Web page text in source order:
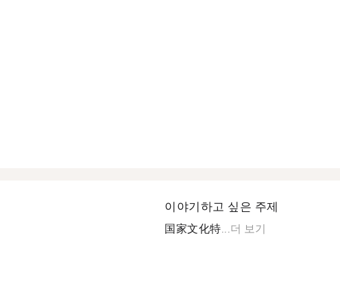
이야기하고 싶은 주제
国家文化特...더 보기